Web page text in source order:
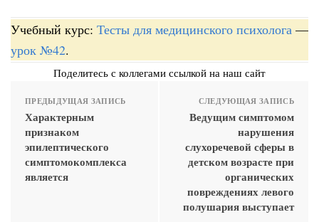
Учебный курс: Тесты для медицинского психолога —
урок №42.
Поделитесь с коллегами ссылкой на наш сайт
ПРЕДЫДУЩАЯ ЗАПИСЬ
Характерным
признаком
эпилептического
симптомокомплекса
является
СЛЕДУЮЩАЯ ЗАПИСЬ
Ведущим симптомом
нарушения
слухоречевой сферы в
детском возрасте при
органических
повреждениях левого
полушария выступает